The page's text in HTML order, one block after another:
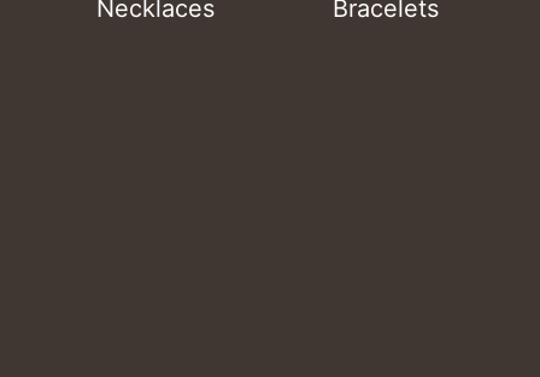
Necklaces Bracelets